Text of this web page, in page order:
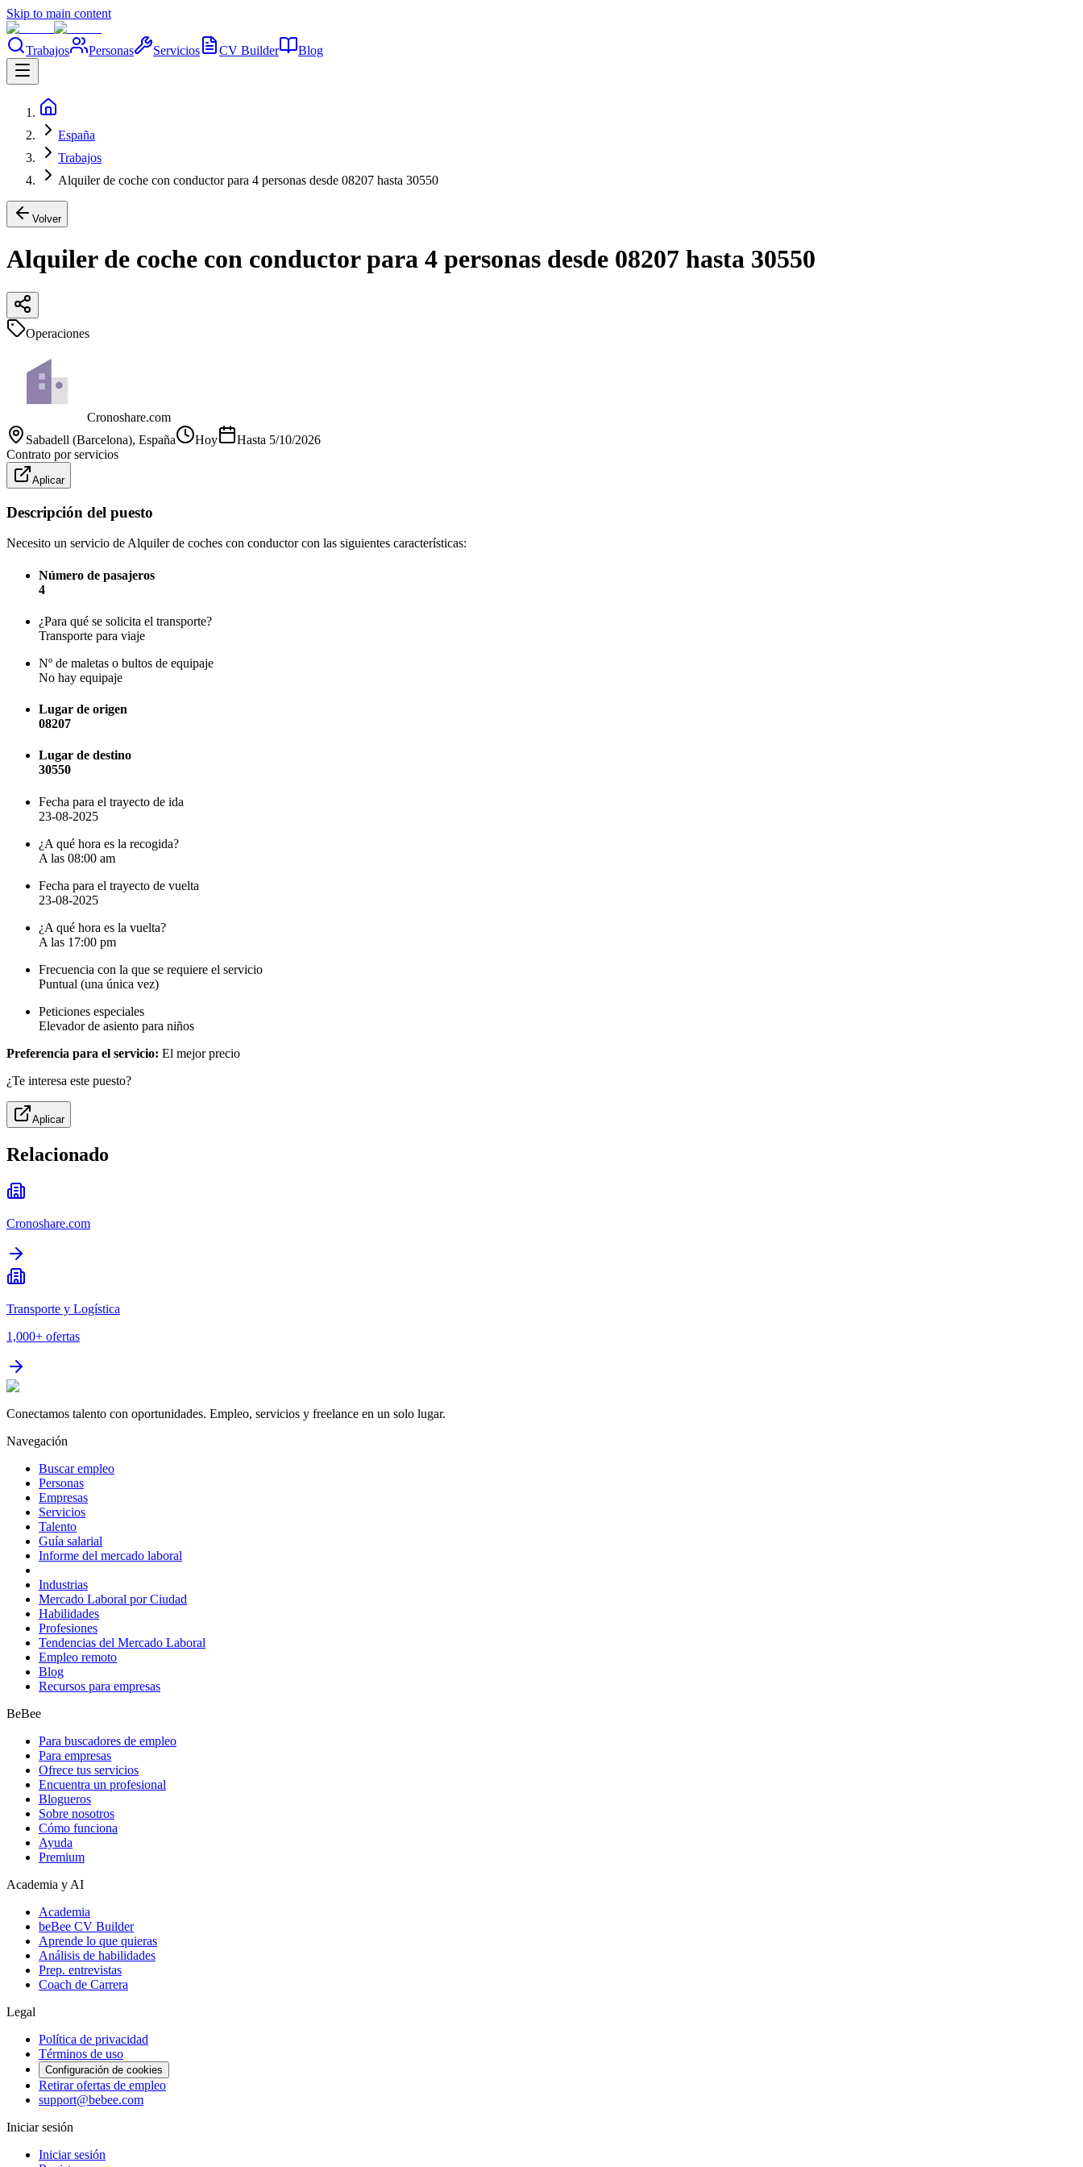
Skip to main content
Trabajos Personas Servicios CV Builder Blog
España
Trabajos
Alquiler de coche con conductor para 4 personas desde 08207 hasta 30550
Volver
Alquiler de coche con conductor para 4 personas desde 08207 hasta 30550
Operaciones
Cronoshare.com
Sabadell (Barcelona), España Hoy Hasta 5/10/2026
Contrato por servicios
Aplicar
Descripción del puesto
Necesito un servicio de Alquiler de coches con conductor con las siguientes características:
Número de pasajeros
4
¿Para qué se solicita el transporte?
Transporte para viaje
Nº de maletas o bultos de equipaje
No hay equipaje
Lugar de origen
08207
Lugar de destino
30550
Fecha para el trayecto de ida
23-08-2025
¿A qué hora es la recogida?
A las 08:00 am
Fecha para el trayecto de vuelta
23-08-2025
¿A qué hora es la vuelta?
A las 17:00 pm
Frecuencia con la que se requiere el servicio
Puntual (una única vez)
Peticiones especiales
Elevador de asiento para niños
Preferencia para el servicio: El mejor precio
¿Te interesa este puesto?
Aplicar
Relacionado
Cronoshare.com
Transporte y Logística
1,000+ ofertas
Conectamos talento con oportunidades. Empleo, servicios y freelance en un solo lugar.
Navegación
Buscar empleo
Personas
Empresas
Servicios
Talento
Guía salarial
Informe del mercado laboral
Industrias
Mercado Laboral por Ciudad
Habilidades
Profesiones
Tendencias del Mercado Laboral
Empleo remoto
Blog
Recursos para empresas
BeBee
Para buscadores de empleo
Para empresas
Ofrece tus servicios
Encuentra un profesional
Blogueros
Sobre nosotros
Cómo funciona
Ayuda
Premium
Academia y AI
Academia
beBee CV Builder
Aprende lo que quieras
Análisis de habilidades
Prep. entrevistas
Coach de Carrera
Legal
Política de privacidad
Términos de uso
Configuración de cookies
Retirar ofertas de empleo
support@bebee.com
Iniciar sesión
Iniciar sesión